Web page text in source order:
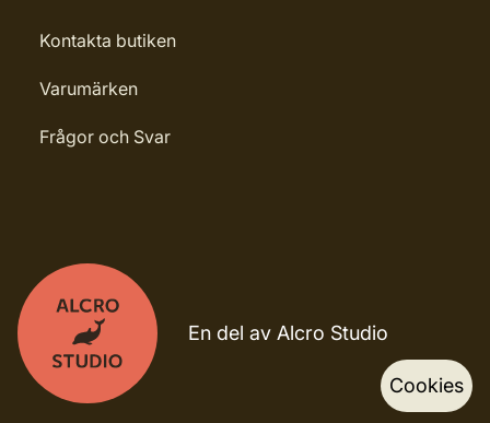
Kontakta butiken
Varumärken
Frågor och Svar
En del av Alcro Studio
Cookies